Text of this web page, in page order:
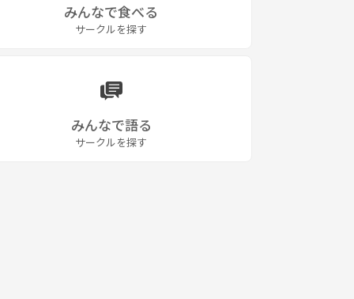
みんなで食べる
サークルを探す
みんなで語る
サークルを探す